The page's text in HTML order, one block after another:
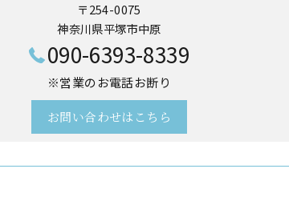
〒254-0075
神奈川県平塚市中原
090-6393-8339
※営業のお電話お断り
お問い合わせはこちら